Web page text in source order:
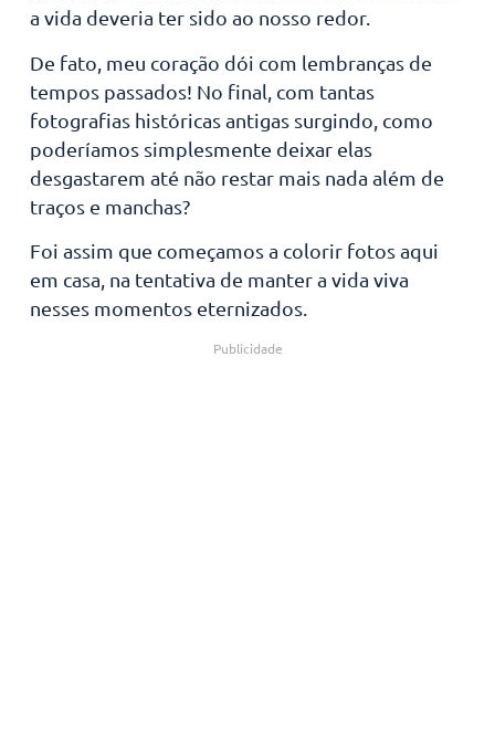
a vida deveria ter sido ao nosso redor.
De fato, meu coração dói com lembranças de
tempos passados! No final, com tantas
fotografias históricas antigas surgindo, como
poderíamos simplesmente deixar elas
desgastarem até não restar mais nada além de
traços e manchas?
Foi assim que começamos a colorir fotos aqui
em casa, na tentativa de manter a vida viva
nesses momentos eternizados.
Publicidade